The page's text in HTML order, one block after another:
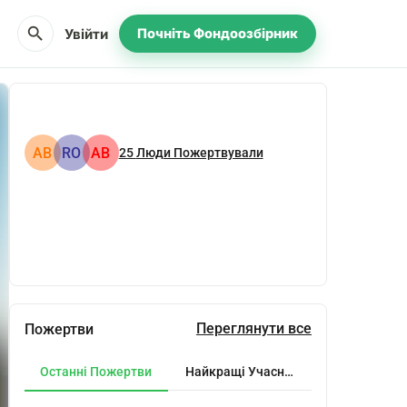
search Увійти Почніть Фондоозбірник
АВ RO АВ 25Люди Пожертвували
Пожертви Переглянути все
Останні Пожертви Найкращі Учасники